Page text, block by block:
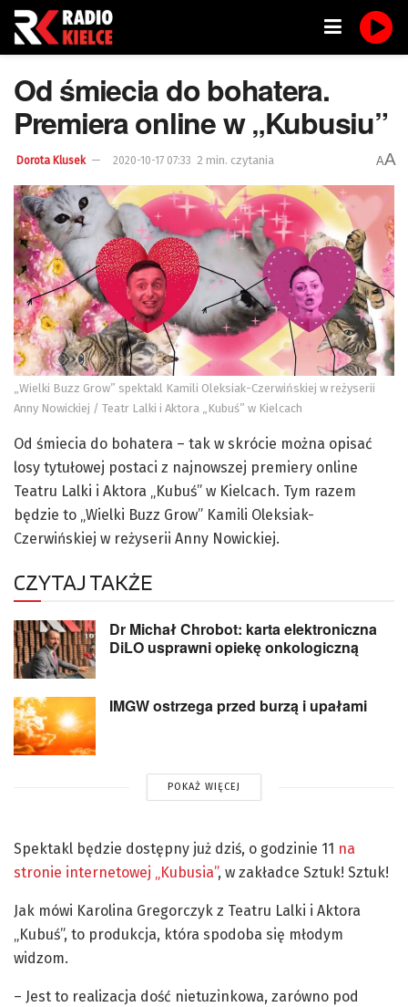
Od śmiecia do bohatera.
Premiera online w „Kubusiu”
Dorota Klusek 2020-10-17 07:33 2 min. czytania AA
„Wielki Buzz Grow” spektakl Kamili Oleksiak-Czerwińskiej w reżyserii
Anny Nowickiej / Teatr Lalki i Aktora „Kubuś” w Kielcach
Od śmiecia do bohatera – tak w skrócie można opisać
losy tytułowej postaci z najnowszej premiery online
Teatru Lalki i Aktora „Kubuś” w Kielcach. Tym razem
będzie to „Wielki Buzz Grow” Kamili Oleksiak-
Czerwińskiej w reżyserii Anny Nowickiej.
CZYTAJ TAKŻE
Dr Michał Chrobot: karta elektroniczna
DiLO usprawni opiekę onkologiczną
IMGW ostrzega przed burzą i upałami
POKAŻ WIĘCEJ
Spektakl będzie dostępny już dziś, o godzinie 11 na
stronie internetowej „Kubusia”, w zakładce Sztuk! Sztuk!
Jak mówi Karolina Gregorczyk z Teatru Lalki i Aktora
„Kubuś”, to produkcja, która spodoba się młodym
widzom.
– Jest to realizacja dość nietuzinkowa, zarówno pod